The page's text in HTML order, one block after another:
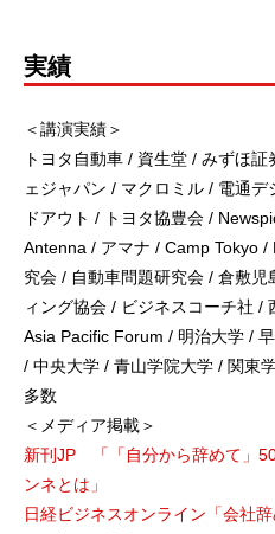
実績
＜講演実績＞
トヨタ自動車 / 資生堂 / みずほ
ェジャパン / マクロミル / 電通
ドアウト / トヨタ協豊会 /
Antenna / アマナ / Camp Tokyo
究会 / 自動車問題研究会 / 倉敷
ィング協会 / ビジネスコーチ社 /
Asia Pacific Forum / 明治大学 /
/ 中央大学 / 青山学院大学 / 関
多数
＜メディア掲載＞
新刊JP 「「自分から辞めて」
ンネとは」
日経ビジネスオンライン「会社